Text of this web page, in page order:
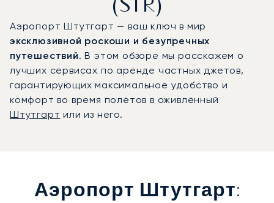
(STR)
Аэропорт Штутгарт — ваш ключ в мир
эксклюзивной роскоши и безупречных
путешествий. В этом обзоре мы расскажем о
лучших сервисах по аренде частных джетов,
гарантирующих максимальное удобство и
комфорт во время полётов в оживлённый
Штутгарт или из него.
Аэропорт Штутгарт: